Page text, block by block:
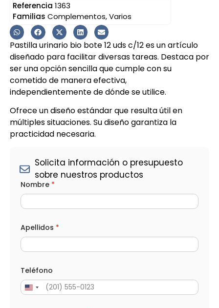
Referencia 1363
Familias Complementos,Varios
Pastilla urinario bio bote 12 uds c/12 es un artículo
diseñado para facilitar diversas tareas. Destaca por
ser una opción sencilla que cumple con su
cometido de manera efectiva,
independientemente de dónde se utilice.
Ofrece un diseño estándar que resulta útil en
múltiples situaciones. Su diseño garantiza la
practicidad necesaria.
Solicita información o presupuesto
sobre nuestros productos
Nombre *
Apellidos *
Teléfono